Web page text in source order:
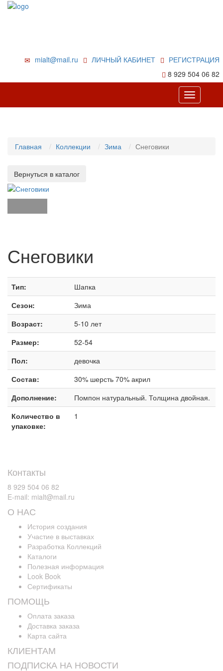
РЕГИСТРАЦИЯ
ЛИЧНЫЙ КАБИНЕТ
mialt@mail.ru
8 929 504 06 82
Toggle
navigation
Главная Коллекции Зима Снеговики
Снеговики
Тип:
Шапка
Сезон:
Зима
Возраст:
5-10 лет
Размер:
52-54
Пол:
девочка
Состав:
30% шерсть 70% акрил
Дополнение:
Помпон натуральный. Толщина двойная.
Количество в
упаковке:
1
Контакты
8 929 504 06 82
E-mail: mialt@mail.ru
О НАС
История создания
Участие в выставках
Разработка Коллекций
Каталоги
Полезная информация
Look Book
Сертификаты
ПОМОЩЬ
Оплата заказа
Доставка заказа
Карта сайта
КЛИЕНТАМ
ПОДПИСКА НА НОВОСТИ